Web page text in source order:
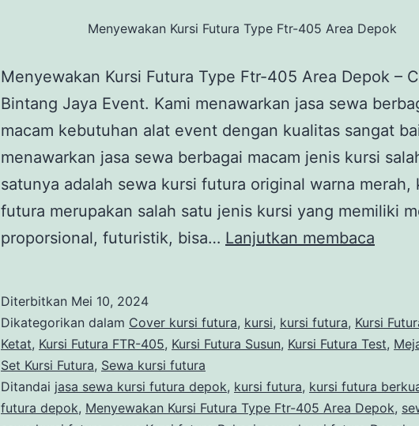
Menyewakan Kursi Futura Type Ftr-405 Area Depok
Menyewakan Kursi Futura Type Ftr-405 Area Depok –
Bintang Jaya Event. Kami menawarkan jasa sewa
macam kebutuhan alat event dengan kualitas sangat
menawarkan jasa sewa berbagai macam jenis kursi
satunya adalah sewa kursi futura original warna merah,
futura merupakan salah satu jenis kursi yang memiliki
proporsional, futuristik, bisa… Lanjutkan membaca
Type
Ftr-
Area
Diterbitkan Mei 10, 2024
Dikategorikan dalam Cover kursi futura, kursi, kursi futura, Kursi
Ketat, Kursi Futura FTR-405, Kursi Futura Susun, Kursi Futura Test,
Set Kursi Futura, Sewa kursi futura
Ditandai jasa sewa kursi futura depok, kursi futura, kursi futura
futura depok, Menyewakan Kursi Futura Type Ftr-405 Area Depok,